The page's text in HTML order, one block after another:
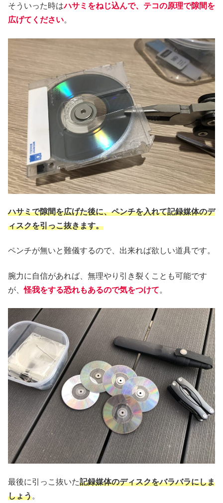
そういった時はハサミをねじ込んで、テコの原理で隙間を
広げてください。
ハサミで隙間を広げた後に、ペンチを入れて記録媒体のデ
ィスクを引っこ抜きます。
ペンチが無いと難儀するので、出来れば欲しい道具です。
腕力に自信があれば、無理やり引き裂くことも可能です
が、怪我をする恐れもあるので気をつけて。
最後に引っこ抜いた記録媒体のディスクをバラバラにしま
しょう。